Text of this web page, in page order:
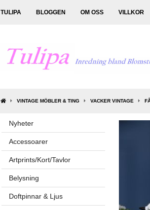
TULIPA BLOGGEN OM OSS VILLKOR
VINTAGE MÖBLER & TING VACKER VINTAGE
Nyheter
Accessoarer
Artprints/Kort/Tavlor
Belysning
Doftpinnar & Ljus